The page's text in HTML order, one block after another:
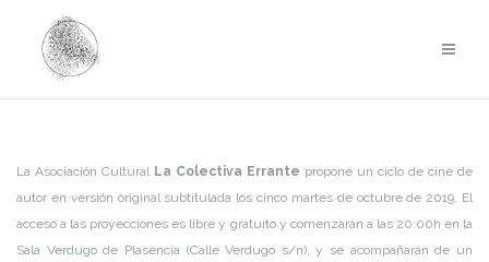
contenido
La Asociación Cultural La Colectiva Errante propone un ciclo de cine de
autor en versión original subtitulada los cinco martes de octubre de 2019. El
acceso a las proyecciones es libre y gratuito y comenzarán a las 20:00h en la
Sala Verdugo de Plasencia (Calle Verdugo s/n), y se acompañarán de un